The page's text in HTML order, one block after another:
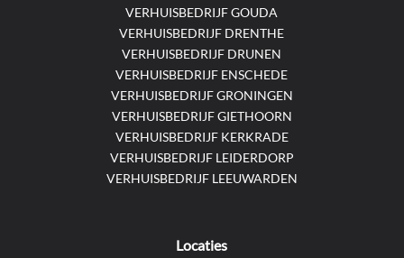
VERHUISBEDRIJF GOUDA
VERHUISBEDRIJF DRENTHE
VERHUISBEDRIJF DRUNEN
VERHUISBEDRIJF ENSCHEDE
VERHUISBEDRIJF GRONINGEN
VERHUISBEDRIJF GIETHOORN
VERHUISBEDRIJF KERKRADE
VERHUISBEDRIJF LEIDERDORP
VERHUISBEDRIJF LEEUWARDEN
Locaties